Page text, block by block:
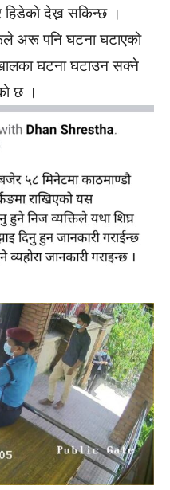
देख्न सकिन्छ ।
अरू पनि घटना घटाएकाे
घटना घटाउन सक्ने
छ ।